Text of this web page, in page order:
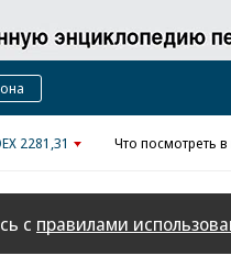
2281,31 Что посмотреть в
с правилами